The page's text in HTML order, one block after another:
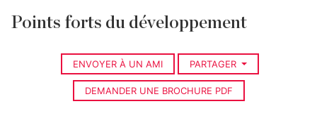
Points forts du développement
ENVOYER À UN AMI PARTAGER
DEMANDER UNE BROCHURE PDF